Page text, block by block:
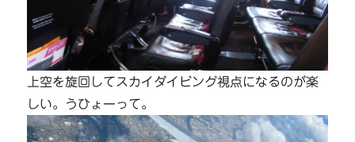
上空を旋回してスカイダイビング視点になるのが楽
しい。うひょーって。